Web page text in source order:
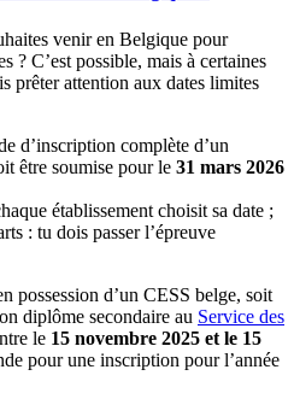
venir en Belgique pour
? C’est possible, mais à certaines
prêter attention aux dates limites
d’inscription complète d’un
être soumise pour le 31 mars 2026
établissement choisit sa date ;
: tu dois passer l’épreuve
possession d’un CESS belge, soit
diplôme secondaire au Service des
le 15 novembre 2025 et le 15
pour une inscription pour l’année